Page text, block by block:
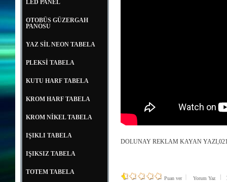
LED PANEL
OTOBÜS GÜZERGAH
PANOSU
YAZ SİL NEON TABELA
PLEKSİ TABELA
KUTU HARF TABELA
KROM HARF TABELA
KROM NİKEL TABELA
IŞIKLI TABELA
IŞIKSIZ TABELA
TOTEM TABELA
DOLUNAY REKLAM KAYAN
Puan ver Yorum Yaz